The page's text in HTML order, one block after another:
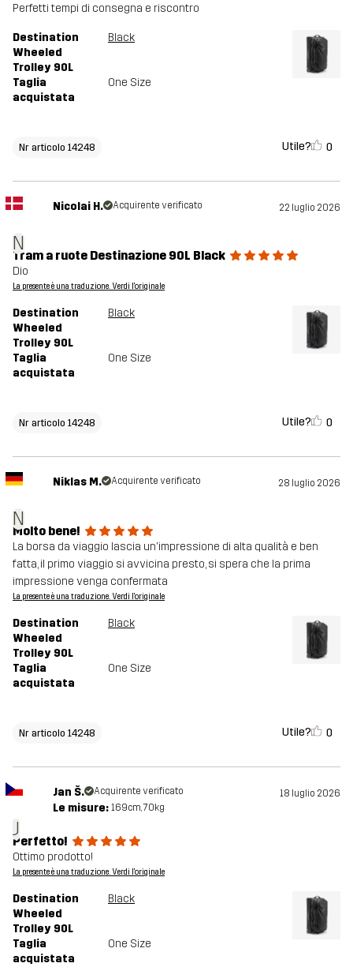
Perfetti tempi di consegna e riscontro
Destination
Wheeled
Trolley 90L
Black
Taglia
acquistata
One Size
Nr articolo 14248 Utile? 0
N
Nicolai H. Acquirente verificato 22 luglio 2026
Tram a ruote Destinazione 90L Black
Dio
La presente è una traduzione. Verdi l'originale
Destination
Wheeled
Trolley 90L
Black
Taglia
acquistata
One Size
Nr articolo 14248 Utile? 0
N
Niklas M. Acquirente verificato 28 luglio 2026
Molto bene!
La borsa da viaggio lascia un'impressione di alta qualità e ben
fatta, il primo viaggio si avvicina presto, si spera che la prima
impressione venga confermata
La presente è una traduzione. Verdi l'originale
Destination
Wheeled
Trolley 90L
Black
Taglia
acquistata
One Size
Nr articolo 14248 Utile? 0
J
Jan Š. Acquirente verificato 18 luglio 2026
Le misure: 169cm, 70kg
Perfetto!
Ottimo prodotto!
La presente è una traduzione. Verdi l'originale
Destination
Wheeled
Trolley 90L
Black
Taglia
acquistata
One Size